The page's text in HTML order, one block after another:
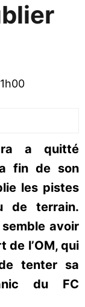
a quitté
fin de son
les pistes
de terrain.
semble avoir
de l’OM, qui
tenter sa
du FC